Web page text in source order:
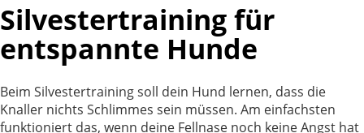
Silvestertraining für
entspannte Hunde
Beim Silvestertraining soll dein Hund lernen, dass die
Knaller nichts Schlimmes sein müssen. Am einfachsten
funktioniert das, wenn deine Fellnase noch keine Angst hat